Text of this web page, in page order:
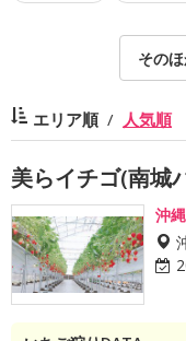
その
エリア順 人気順
美らイチゴ(南城
沖